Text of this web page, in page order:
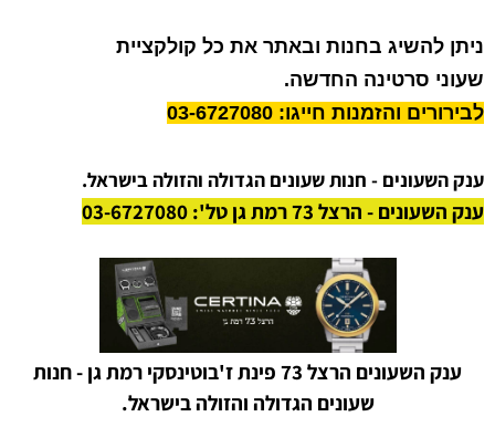
ניתן להשיג בחנות ובאתר את כל קולקציית
שעוני סרטינה החדשה.
לבירורים והזמנות חייגו: 03-6727080
ענק השעונים - חנות שעונים הגדולה והזולה בישראל.
ענק השעונים - הרצל 73 רמת גן טל': 03-6727080
ענק השעונים הרצל 73 פינת ז'בוטינסקי רמת גן - חנות
שעונים הגדולה והזולה בישראל.